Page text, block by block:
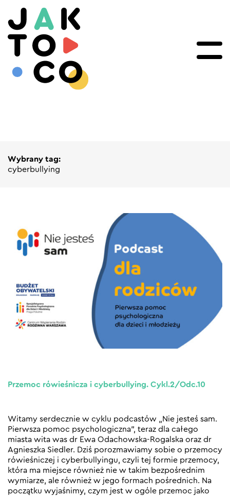
Wybrany tag:
cyberbullying
Przemoc rówieśnicza i cyberbullying. Cykl.2/Odc.10
Witamy serdecznie w cyklu podcastów „Nie jesteś sam.
Pierwsza pomoc psychologiczna”, teraz dla całego
miasta wita was dr Ewa Odachowska-Rogalska oraz dr
Agnieszka Siedler. Dziś porozmawiamy sobie o przemocy
rówieśniczej i cyberbullyingu, czyli tej formie przemocy,
która ma miejsce również nie w takim bezpośrednim
wymiarze, ale również w jego formach pośrednich. Na
początku wyjaśnimy, czym jest w ogóle przemoc jako